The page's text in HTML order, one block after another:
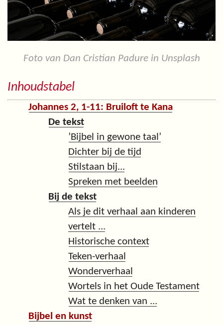
Foto van Dan Cristian Padure in Unsplash
Inhoudstabel
Johannes 2, 1-11: Bruiloft te Kana
De tekst
’Bijbel in gewone taal’
Dichter bij de tijd
Stilstaan bij...
Spreken met beelden
Bij de tekst
Als je dit verhaal aan kinderen
vertelt ...
Historische context
Teken-verhaal
Wonderverhaal
Wortels in het Oude Testament
Wat te denken van ...
Bijbel en kunst